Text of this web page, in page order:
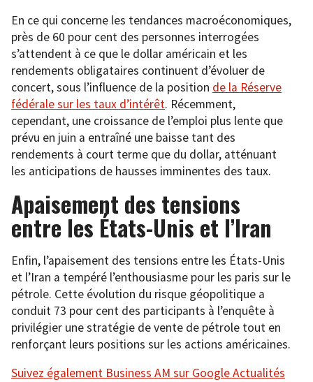
En ce qui concerne les tendances macroéconomiques,
près de 60 pour cent des personnes interrogées
s’attendent à ce que le dollar américain et les
rendements obligataires continuent d’évoluer de
concert, sous l’influence de la position de la Réserve
fédérale sur les taux d’intérêt. Récemment,
cependant, une croissance de l’emploi plus lente que
prévu en juin a entraîné une baisse tant des
rendements à court terme que du dollar, atténuant
les anticipations de hausses imminentes des taux.
Apaisement des tensions
entre les États-Unis et l’Iran
Enfin, l’apaisement des tensions entre les États-Unis
et l’Iran a tempéré l’enthousiasme pour les paris sur le
pétrole. Cette évolution du risque géopolitique a
conduit 73 pour cent des participants à l’enquête à
privilégier une stratégie de vente de pétrole tout en
renforçant leurs positions sur les actions américaines.
Suivez également Business AM sur Google Actualités